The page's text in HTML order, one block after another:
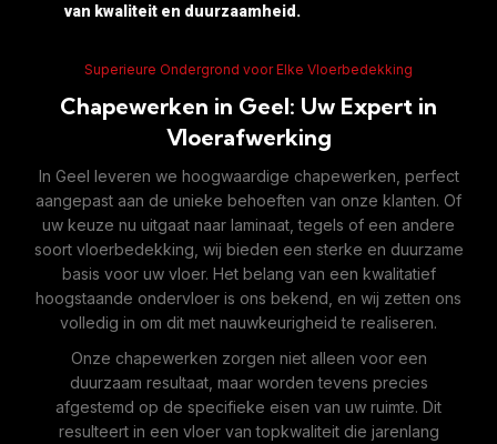
van kwaliteit en duurzaamheid.
Superieure Ondergrond voor Elke Vloerbedekking
Chapewerken in Geel: Uw Expert in
Vloerafwerking
In Geel leveren we hoogwaardige chapewerken, perfect
aangepast aan de unieke behoeften van onze klanten. Of
uw keuze nu uitgaat naar laminaat, tegels of een andere
soort vloerbedekking, wij bieden een sterke en duurzame
basis voor uw vloer. Het belang van een kwalitatief
hoogstaande ondervloer is ons bekend, en wij zetten ons
volledig in om dit met nauwkeurigheid te realiseren.
Onze chapewerken zorgen niet alleen voor een
duurzaam resultaat, maar worden tevens precies
afgestemd op de specifieke eisen van uw ruimte. Dit
resulteert in een vloer van topkwaliteit die jarenlang